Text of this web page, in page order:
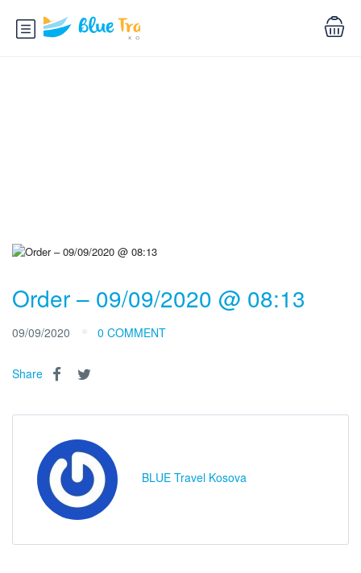
Order – 09/09/2020 @ 08:13
09/09/2020 0 COMMENT
Share
BLUE Travel Kosova